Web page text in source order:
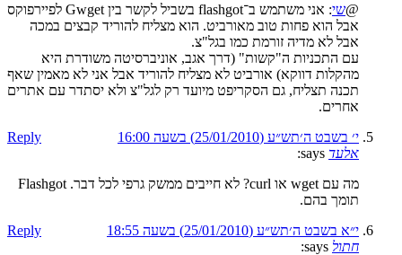
@שי
: אני משתמש ב־flashgot בשביל לקשר בין Gwget לפיירפוקס
אבל הוא פחות טוב מאורביט. הוא מצליח להוריד קבצים במכה
אבל לא מדיה זורמת כמו בגל"צ.
עם התכניות ה"קשות" (דרך אגב, אוניברסיטה משודרת היא
מהקלות דווקא) אורביט לא מצליח להוריד אבל אני לא מאמין שאף
תכנה תצליח, גם הסקריפט מיועד רק לגל"צ ולא יסתדר עם אתרים
אחרים.
י׳ בשבט ה׳תש״ע (25/01/2010) בשעה 16:00
Reply
אלעד says:
מה עם wget או curl? לא חייבים ממשק גרפי לכל דבר. Flashgot
תומך בהם.
י״א בשבט ה׳תש״ע (25/01/2010) בשעה 18:55
Reply
חתול says: